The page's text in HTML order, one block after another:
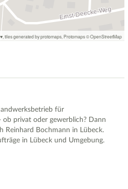
tiles generated by protomaps Protomaps©OpenStreetMap
für
ob privat oder gewerblich? Dann
Reinhard Bochmann in Lübeck.
in Lübeck und Umgebung.